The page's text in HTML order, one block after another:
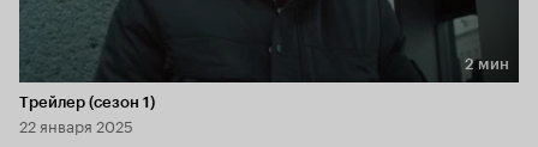
Длительность 2 мин
2 мин
Трейлер (сезон 1)
22 января 2025